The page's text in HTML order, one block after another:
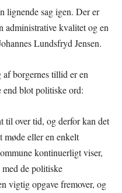
lignende sag igen. Der er
administrative kvalitet og en
Lundsfryd Jensen.
af borgernes tillid er en
end blot politiske ord:
til over tid, og derfor kan det
møde eller en enkelt
kontinuerligt viser,
med de politiske
vigtig opgave fremover, og